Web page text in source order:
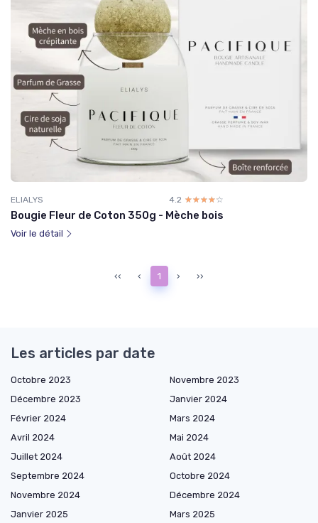
ELIALYS 4.2 ☆☆☆☆☆
★★★★★
Bougie Fleur de Coton 350g - Mèche bois
Voir le détail
‹‹ ‹ 1 › ››
Les articles par date
Octobre 2023
Novembre 2023
Décembre 2023
Janvier 2024
Février 2024
Mars 2024
Avril 2024
Mai 2024
Juillet 2024
Août 2024
Septembre 2024
Octobre 2024
Novembre 2024
Décembre 2024
Janvier 2025
Mars 2025